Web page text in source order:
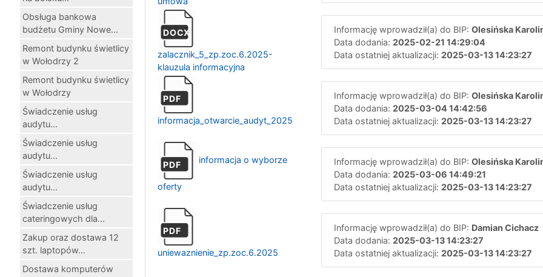
Obsługa bankowa
budżetu Gminy Nowe...
Remont budynku świetlicy
w Wołodrzy 2
Remont budynku świetlicy
w Wołodrzy
Świadczenie usług
audytu...
Świadczenie usług
audytu...
Świadczenie usług
audytu...
Świadczenie usług
cateringowych dla...
Zakup oraz dostawa 12
szt. laptopów...
Dostawa komputerów
DOCX
zalacznik_5_zp.zoc.6.2025-
klauzula informacyjna
Informację wprowadził(a) do BIP: Olesińska
Data dodania: 2025-02-21 14:29:04
Data ostatniej aktualizacji: 2025-03-13 14:23:27
PDF
informacja_otwarcie_audyt_2025
Informację wprowadził(a) do BIP: Olesińska
Data dodania: 2025-03-04 14:42:56
Data ostatniej aktualizacji: 2025-03-13 14:23:27
PDF
informacja o wyborze
oferty
Informację wprowadził(a) do BIP: Olesińska
Data dodania: 2025-03-06 14:49:21
Data ostatniej aktualizacji: 2025-03-13 14:23:27
PDF
uniewaznienie_zp.zoc.6.2025
Informację wprowadził(a) do BIP: Damian Cichacz
Data dodania: 2025-03-13 14:23:27
Data ostatniej aktualizacji: 2025-03-13 14:23:27